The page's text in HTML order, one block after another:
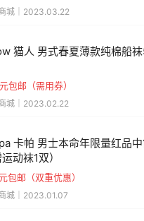
城｜2023.03.22
猫人 男式春夏薄款纯棉船
包邮（需用券）
城｜2023.02.22
卡帕 男士本命年限量红品
运动袜1双）
包邮（双重优惠）
城｜2023.01.07